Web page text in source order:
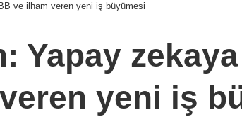
ve ilham veren yeni iş büyümesi
Yapay
yeni iş